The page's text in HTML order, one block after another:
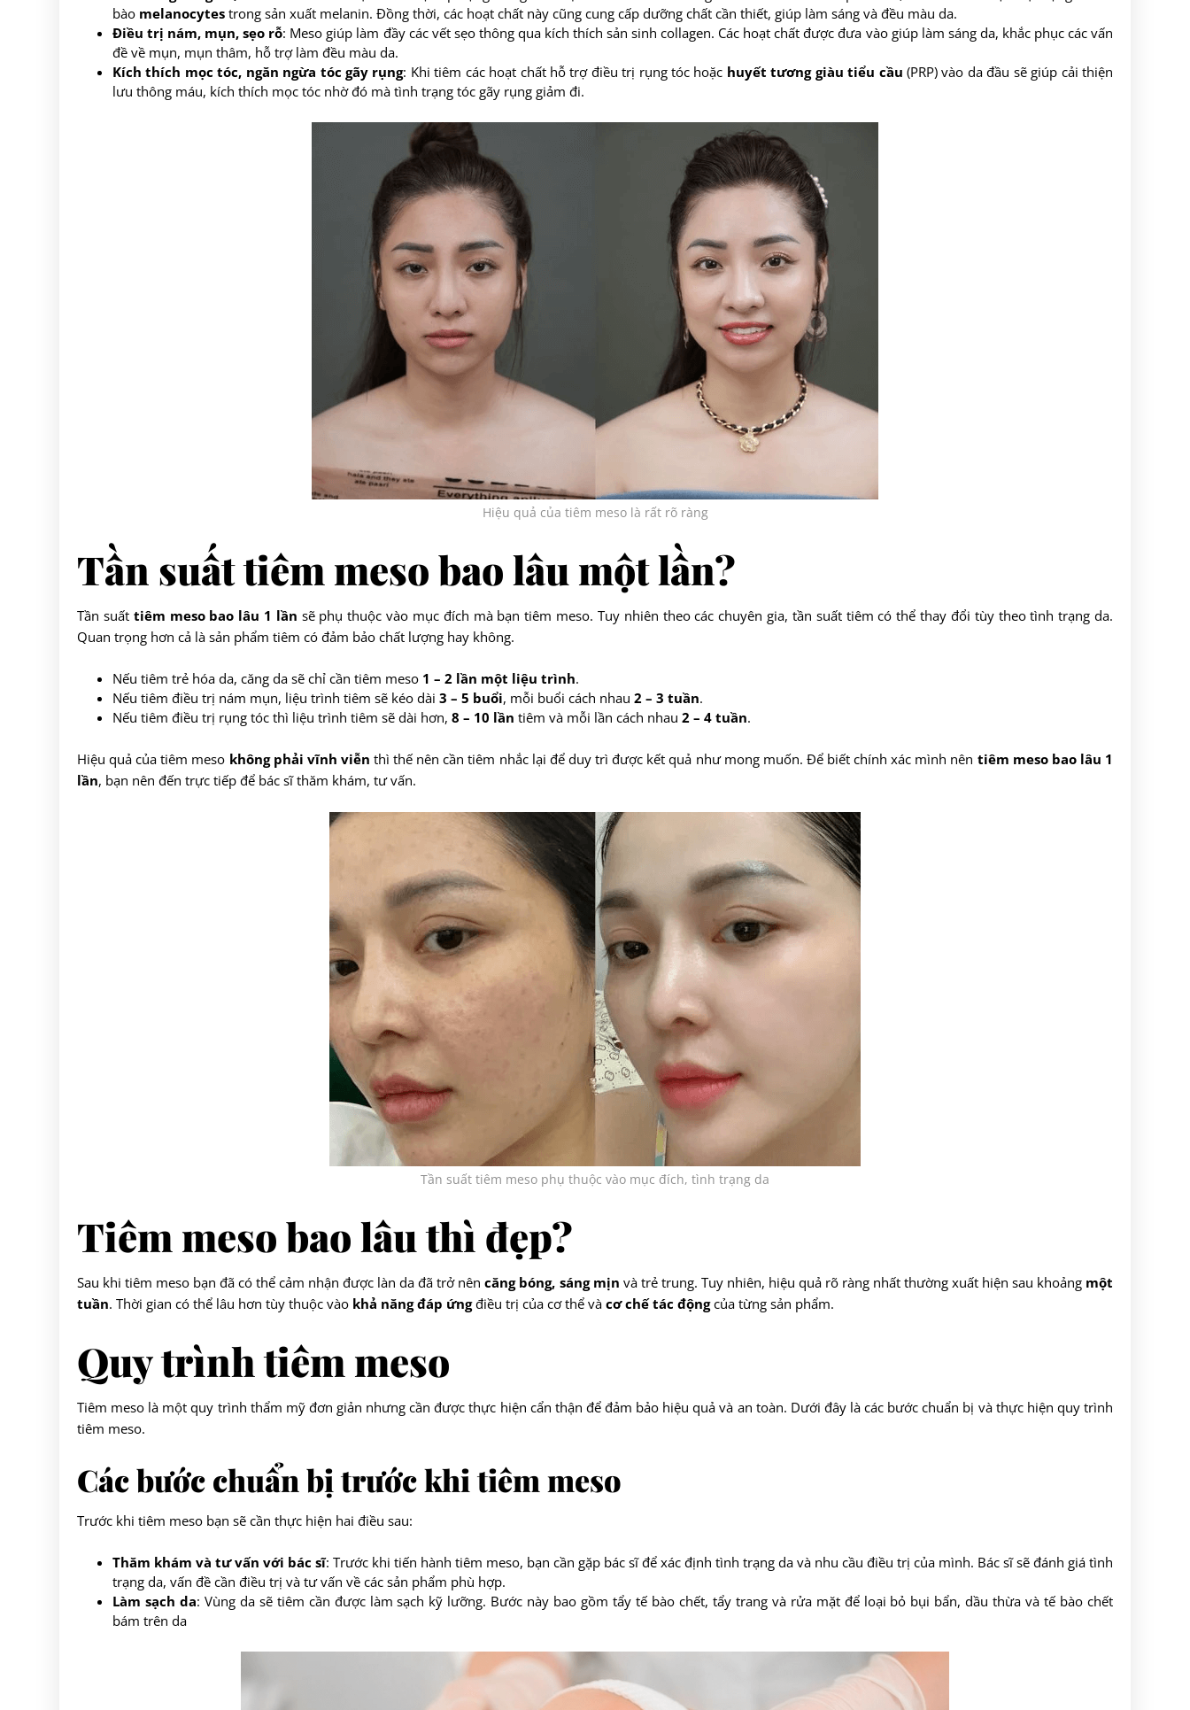
bào melanocytes trong sản xuất melanin. Đồng thời, các hoạt chất này cũng cung cấp dưỡng chất cần thiết, giúp làm sáng và đều màu da.
Điều trị nám, mụn, sẹo rỗ: Meso giúp làm đầy các vết sẹo thông qua kích thích sản sinh collagen. Các hoạt chất được đưa vào giúp làm sáng da, khắc phục các vấn
đề về mụn, mụn thâm, hỗ trợ làm đều màu da.
Kích thích mọc tóc, ngăn ngừa tóc gãy rụng: Khi tiêm các hoạt chất hỗ trợ điều trị rụng tóc hoặc huyết tương giàu tiểu cầu(PRP) vào da đầu sẽ giúp cải thiện
lưu thông máu, kích thích mọc tóc nhờ đó mà tình trạng tóc gãy rụng giảm đi.
Hiệu quả của tiêm meso là rất rõ ràng
Tần suất tiêm meso bao lâu một lần?
Tần suất tiêm meso bao lâu 1 lần sẽ phụ thuộc vào mục đích mà bạn tiêm meso. Tuy nhiên theo các chuyên gia, tần suất tiêm có thể thay đổi tùy theo tình trạng da.
Quan trọng hơn cả là sản phẩm tiêm có đảm bảo chất lượng hay không.
Nếu tiêm trẻ hóa da, căng da sẽ chỉ cần tiêm meso 1 – 2 lần một liệu trình.
Nếu tiêm điều trị nám mụn, liệu trình tiêm sẽ kéo dài 3 – 5 buổi, mỗi buổi cách nhau 2 – 3 tuần.
Nếu tiêm điều trị rụng tóc thì liệu trình tiêm sẽ dài hơn, 8 – 10 lần tiêm và mỗi lần cách nhau 2 – 4 tuần.
Hiệu quả của tiêm meso không phải vĩnh viễn thì thế nên cần tiêm nhắc lại để duy trì được kết quả như mong muốn. Để biết chính xác mình nên tiêm meso bao lâu 1
lần, bạn nên đến trực tiếp để bác sĩ thăm khám, tư vấn.
Tần suất tiêm meso phụ thuộc vào mục đích, tình trạng da
Tiêm meso bao lâu thì đẹp?
Sau khi tiêm meso bạn đã có thể cảm nhận được làn da đã trở nêncăng bóng, sáng mịn và trẻ trung. Tuy nhiên, hiệu quả rõ ràng nhất thường xuất hiện sau khoảng một
tuần. Thời gian có thể lâu hơn tùy thuộc vào khả năng đáp ứngđiều trị của cơ thể và cơ chế tác độngcủa từng sản phẩm.
Quy trình tiêm meso
Tiêm meso là một quy trình thẩm mỹ đơn giản nhưng cần được thực hiện cẩn thận để đảm bảo hiệu quả và an toàn. Dưới đây là các bước chuẩn bị và thực hiện quy trình
tiêm meso.
Các bước chuẩn bị trước khi tiêm meso
Trước khi tiêm meso bạn sẽ cần thực hiện hai điều sau:
Thăm khám và tư vấn với bác sĩ: Trước khi tiến hành tiêm meso, bạn cần gặp bác sĩ để xác định tình trạng da và nhu cầu điều trị của mình. Bác sĩ sẽ đánh giá tình
trạng da, vấn đề cần điều trị và tư vấn về các sản phẩm phù hợp.
Làm sạch da: Vùng da sẽ tiêm cần được làm sạch kỹ lưỡng. Bước này bao gồm tẩy tế bào chết, tẩy trang và rửa mặt để loại bỏ bụi bẩn, dầu thừa và tế bào chết
bám trên da